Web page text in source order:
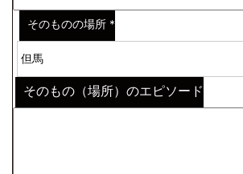
そのものの場所 *
そのもの（場所）のエピソード